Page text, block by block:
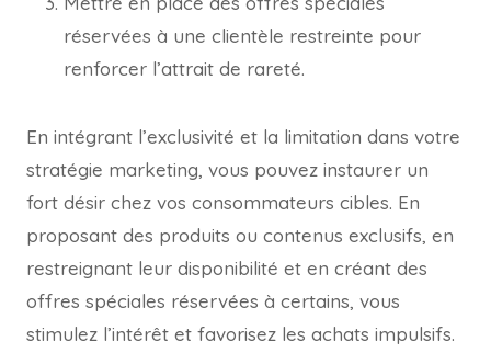
réservées à une clientèle restreinte pour
renforcer l’attrait de rareté.
En intégrant l’exclusivité et la limitation dans votre
stratégie marketing, vous pouvez instaurer un
fort désir chez vos consommateurs cibles. En
proposant des produits ou contenus exclusifs, en
restreignant leur disponibilité et en créant des
offres spéciales réservées à certains, vous
stimulez l’intérêt et favorisez les achats impulsifs.